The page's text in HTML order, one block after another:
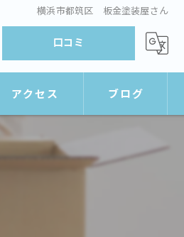
横浜市都筑区 板金塗装屋さん
口コミ
アクセス
Nクリーン
ブログ